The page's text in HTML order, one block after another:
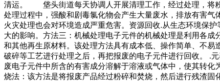
清运。 垡头街道每天协调人开展清理工作，经过处理，将粉
处理过程中，强酸和剧毒氯化物会产生大量废水，排放有害气
火灾处理也会对环境造成严重危害。资源回收.从生态环境保
大的影响。方法三：机械处理电子元件的机械处理是利用各
和其他再生原材料。该处理方法具有成本低、操作简单、不
破碎等工艺进行处理之后，再把报废的电子元件进行回收。 .
废电子元件中所含的有害成分溶解于溶液或气体中，使其转
烧法：该方法是将报废产品经过粉碎和焚烧，然后进行残渣